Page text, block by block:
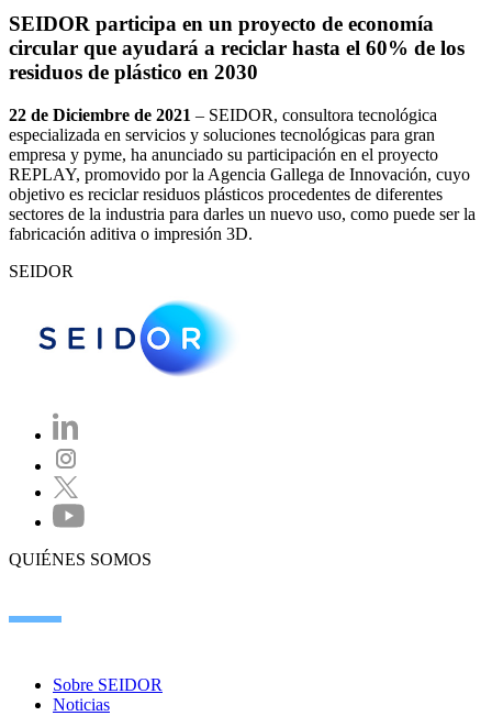
SEIDOR participa en un proyecto de economía
circular que ayudará a reciclar hasta el 60% de los
residuos de plástico en 2030
22 de Diciembre de 2021 – SEIDOR, consultora tecnológica
especializada en servicios y soluciones tecnológicas para gran
empresa y pyme, ha anunciado su participación en el proyecto
REPLAY, promovido por la Agencia Gallega de Innovación, cuyo
objetivo es reciclar residuos plásticos procedentes de diferentes
sectores de la industria para darles un nuevo uso, como puede ser la
fabricación aditiva o impresión 3D.
SEIDOR
QUIÉNES SOMOS
Sobre SEIDOR
Noticias